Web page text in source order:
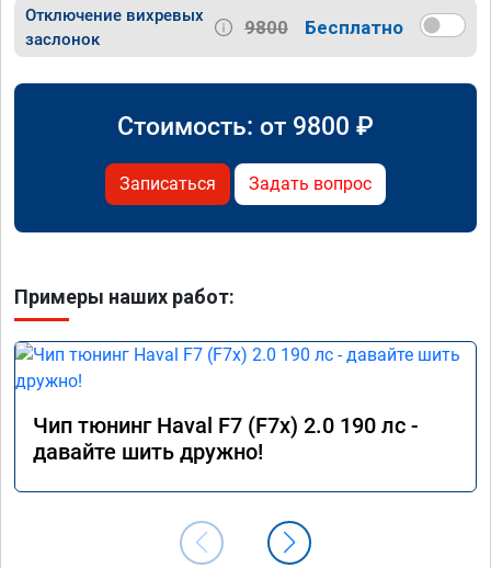
Отключение вихревых
заслонок
9800 Бесплатно
Стоимость: от 9800 ₽
Записаться Задать вопрос
Примеры наших работ:
Чип тюнинг Haval F7 (F7x) 2.0 190 лс -
давайте шить дружно!